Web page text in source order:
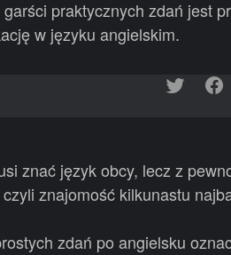
praktycznych zdań jest
w języku angielskim.
znać język obcy, lecz z
znajomość kilkunastu
zdań po angielsku